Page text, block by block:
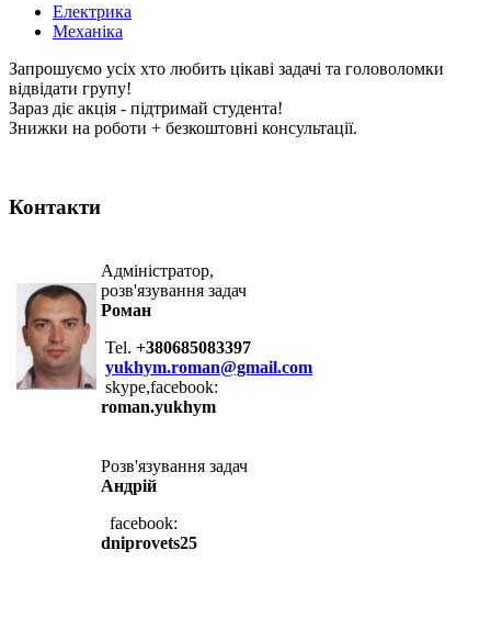
Електрика
Механіка
Запрошуємо усіх хто любить цікаві задачі та головоломки
відвідати групу!
Зараз діє акція - підтримай студента!
Знижки на роботи + безкоштовні консультації.
Контакти
Адміністратор,
розв'язування задач
Роман
Tel. +380685083397
yukhym.roman@gmail.com
skype,facebook:
roman.yukhym
Розв'язування задач
Андрій
facebook:
dniprovets25